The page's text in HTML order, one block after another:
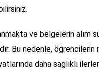
ve belgelerin alım
Bu nedenle, öğrencilerin
daha sağlıklı